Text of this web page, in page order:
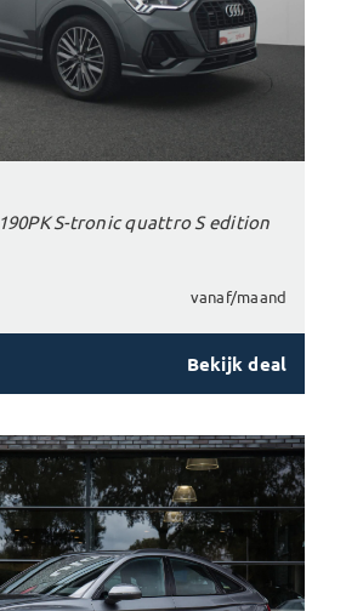
S-tronic quattro S edition
vanaf/maand
Bekijk deal